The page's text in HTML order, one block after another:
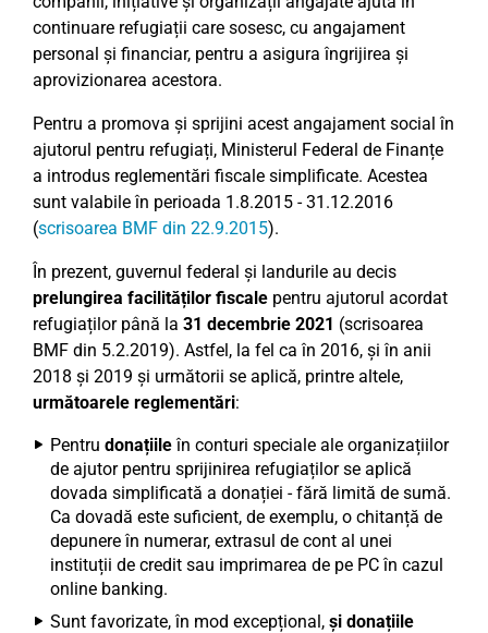
continuare refugiații care sosesc, cu angajament
personal și financiar, pentru a asigura îngrijirea și
aprovizionarea acestora.
Pentru a promova și sprijini acest angajament social în
ajutorul pentru refugiați, Ministerul Federal de Finanțe
a introdus reglementări fiscale simplificate. Acestea
sunt valabile în perioada 1.8.2015 - 31.12.2016
(scrisoarea BMF din 22.9.2015).
În prezent, guvernul federal și landurile au decis
prelungirea facilităților fiscale pentru ajutorul acordat
refugiaților până la 31 decembrie 2021 (scrisoarea
BMF din 5.2.2019). Astfel, la fel ca în 2016, și în anii
2018 și 2019 și următorii se aplică, printre altele,
următoarele reglementări:
Pentru donațiileîn conturi speciale ale organizațiilor
de ajutor pentru sprijinirea refugiaților se aplică
dovada simplificată a donației - fără limită de sumă.
Ca dovadă este suficient, de exemplu, o chitanță de
depunere în numerar, extrasul de cont al unei
instituții de credit sau imprimarea de pe PC în cazul
online banking.
Sunt favorizate, în mod excepțional, și donațiile